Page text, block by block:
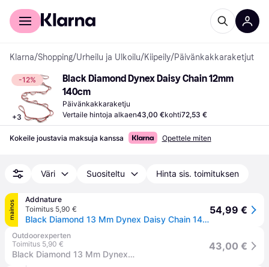
Kuluttajille
Klarna/Shopping/Urheilu ja Ulkoilu/Kiipeily/Päivänkakkaraketjut
-12%
+3
Black Diamond Dynex Daisy Chain 12mm
140cm
Päivänkakkaraketju
Vertaile hintoja alkaen43,00 €kohti72,53 €
Kokeile joustavia maksuja kanssa Opettele miten
Väri Suositeltu Hinta sis. toimituksen
mainos
Addnature
Toimitus 5,90 €
Black Diamond 13 Mm Dynex Daisy Chain 140 Cm Black - 140 cm
54,99 €
Outdoorexperten
Toimitus 5,90 €
Black Diamond 13 Mm Dynex Daisy Chain 140 Cm Black - 140 cm
43,00 €